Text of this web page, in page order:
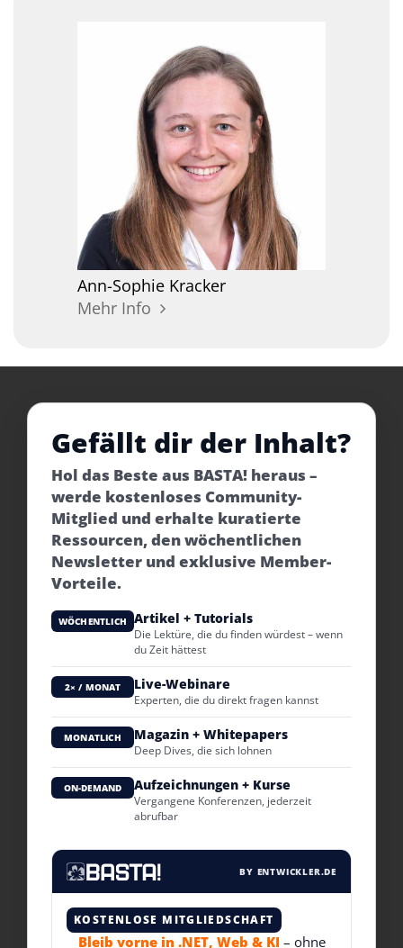
Ann-Sophie Kracker
Mehr Info
Gefällt dir der Inhalt?
Hol das Beste aus BASTA! heraus –
werde kostenloses Community-
Mitglied und erhalte kuratierte
Ressourcen, den wöchentlichen
Newsletter und exklusive Member-
Vorteile.
WÖCHENTLICH Artikel + Tutorials
Die Lektüre, die du finden würdest – wenn
du Zeit hättest
2× / MONAT Live-Webinare
Experten, die du direkt fragen kannst
MONATLICH Magazin + Whitepapers
Deep Dives, die sich lohnen
ON-DEMAND Aufzeichnungen + Kurse
Vergangene Konferenzen, jederzeit
abrufbar
BY ENTWICKLER.DE
KOSTENLOSE MITGLIEDSCHAFT
Bleib vorne in .NET, Web & KI – ohne